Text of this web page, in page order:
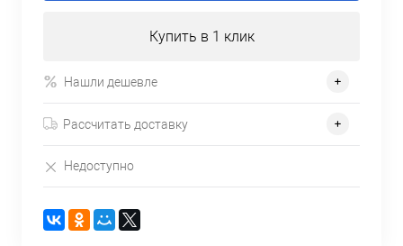
Купить в 1 клик
Нашли дешевле
Рассчитать доставку
Недоступно